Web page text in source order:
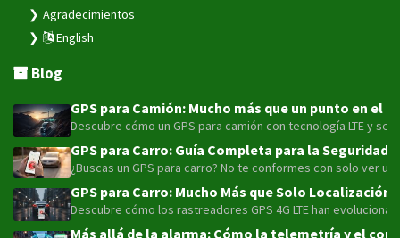
Agradecimientos
English
Blog
GPS para Camión: Mucho más que un punto en
Descubre cómo un GPS para camión con tecnología LTE y
GPS para Carro: Guía Completa para la
¿Buscas un GPS para carro? No te conformes con solo ver
GPS para Carro: Mucho Más que Solo Localización
Descubre cómo los rastreadores GPS 4G LTE han
Más allá de la alarma: Cómo la telemetría y el